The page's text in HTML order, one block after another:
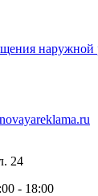
наружной
24
- 18:00